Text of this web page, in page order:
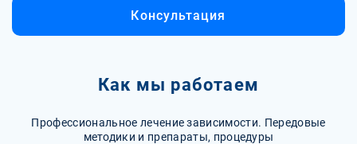
Консультация
Как мы работаем
Профессиональное лечение зависимости. Передовые
методики и препараты, процедуры